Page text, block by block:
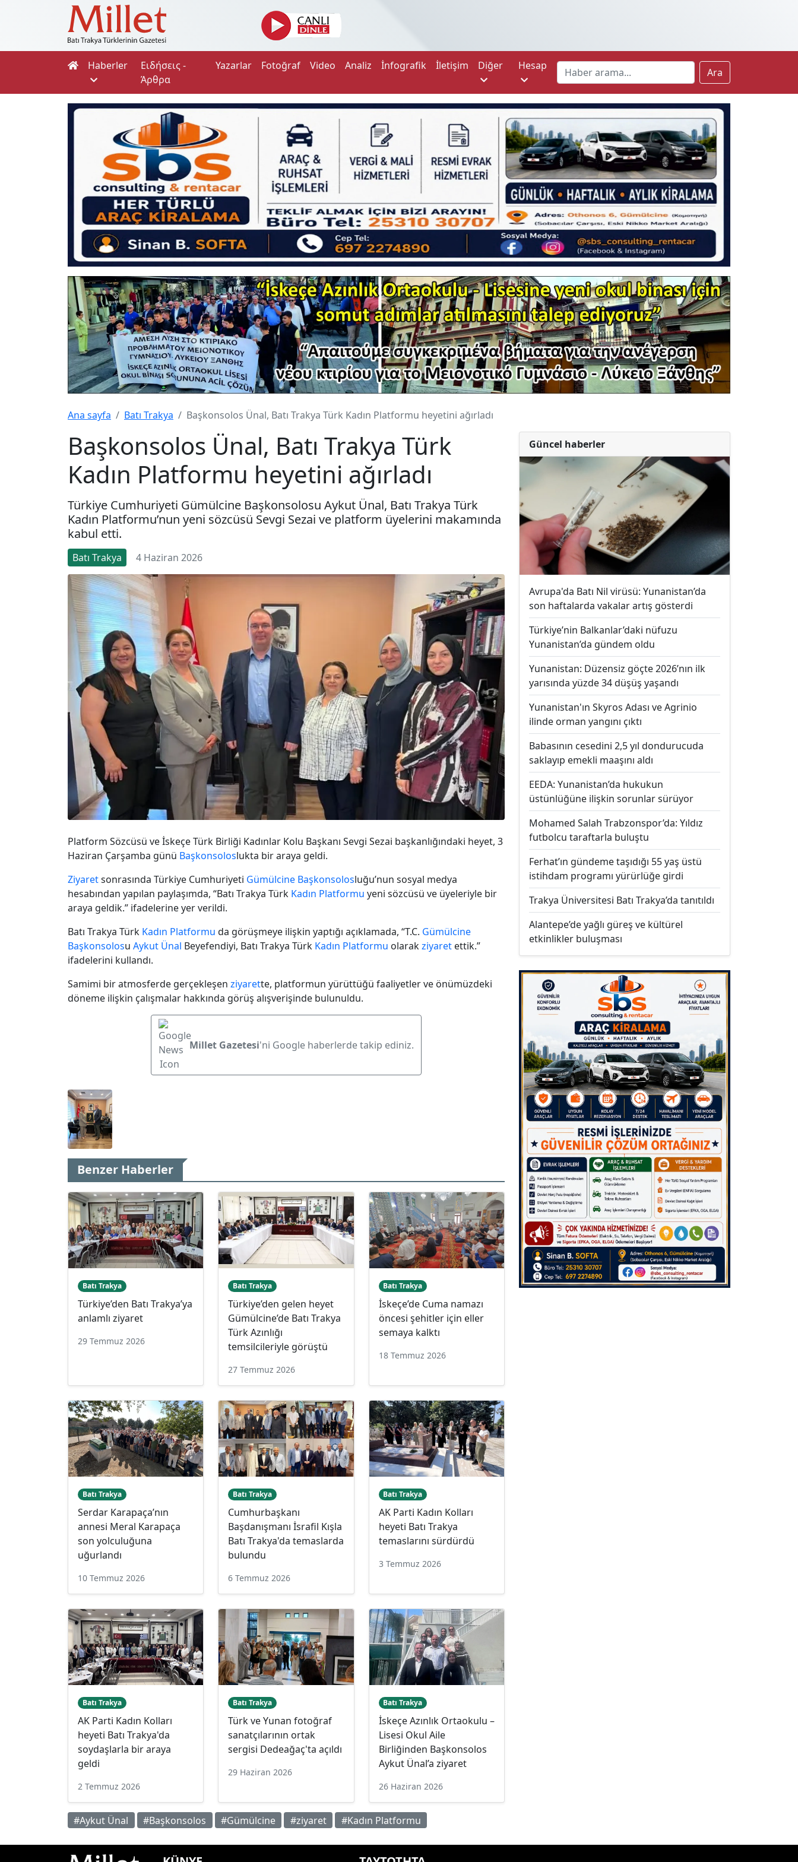
Haberler
Ειδήσεις -
Άρθρα
Yazarlar Fotoğraf Video Analiz İnfografik İletişim Diğer Hesap
Ara
Ana sayfa Batı Trakya Başkonsolos Ünal, Batı Trakya Türk Kadın Platformu heyetini ağırladı
Başkonsolos Ünal, Batı Trakya Türk
Kadın Platformu heyetini ağırladı
Türkiye Cumhuriyeti Gümülcine Başkonsolosu Aykut Ünal, Batı Trakya Türk
Kadın Platformu’nun yeni sözcüsü Sevgi Sezai ve platform üyelerini makamında
kabul etti.
Batı Trakya 4 Haziran 2026
Platform Sözcüsü ve İskeçe Türk Birliği Kadınlar Kolu Başkanı Sevgi Sezai başkanlığındaki heyet, 3
Haziran Çarşamba günü Başkonsoloslukta bir araya geldi.
Ziyaretsonrasında Türkiye Cumhuriyeti Gümülcine Başkonsolosluğu’nun sosyal medya
hesabından yapılan paylaşımda, “Batı Trakya Türk Kadın Platformu yeni sözcüsü ve üyeleriyle bir
araya geldik.” ifadelerine yer verildi.
Batı Trakya Türk Kadın Platformu da görüşmeye ilişkin yaptığı açıklamada, “T.C. Gümülcine
Başkonsolosu Aykut Ünal Beyefendiyi, Batı Trakya Türk Kadın Platformu olarakziyaret ettik.”
ifadelerini kullandı.
Samimi bir atmosferde gerçekleşen ziyarette, platformun yürüttüğü faaliyetler ve önümüzdeki
döneme ilişkin çalışmalar hakkında görüş alışverişinde bulunuldu.
Millet Gazetesi'ni Google haberlerde takip ediniz.
Benzer Haberler
Batı Trakya
Türkiye’den Batı Trakya’ya
anlamlı ziyaret
29 Temmuz 2026
Batı Trakya
Türkiye’den gelen heyet
Gümülcine’de Batı Trakya
Türk Azınlığı
temsilcileriyle görüştü
27 Temmuz 2026
Batı Trakya
İskeçe’de Cuma namazı
öncesi şehitler için eller
semaya kalktı
18 Temmuz 2026
Batı Trakya
Serdar Karapaça’nın
annesi Meral Karapaça
son yolculuğuna
uğurlandı
10 Temmuz 2026
Batı Trakya
Cumhurbaşkanı
Başdanışmanı İsrafil Kışla
Batı Trakya'da temaslarda
bulundu
6 Temmuz 2026
Batı Trakya
AK Parti Kadın Kolları
heyeti Batı Trakya
temaslarını sürdürdü
3 Temmuz 2026
Batı Trakya
AK Parti Kadın Kolları
heyeti Batı Trakya'da
soydaşlarla bir araya
geldi
2 Temmuz 2026
Batı Trakya
Türk ve Yunan fotoğraf
sanatçılarının ortak
sergisi Dedeağaç'ta açıldı
29 Haziran 2026
Batı Trakya
İskeçe Azınlık Ortaokulu –
Lisesi Okul Aile
Birliğinden Başkonsolos
Aykut Ünal’a ziyaret
26 Haziran 2026
#Aykut Ünal #Başkonsolos #Gümülcine #ziyaret #Kadın Platformu
Güncel haberler
Avrupa'da Batı Nil virüsü: Yunanistan’da
son haftalarda vakalar artış gösterdi
Türkiye’nin Balkanlar’daki nüfuzu
Yunanistan’da gündem oldu
Yunanistan: Düzensiz göçte 2026’nın ilk
yarısında yüzde 34 düşüş yaşandı
Yunanistan'ın Skyros Adası ve Agrinio
ilinde orman yangını çıktı
Babasının cesedini 2,5 yıl dondurucuda
saklayıp emekli maaşını aldı
EEDA: Yunanistan’da hukukun
üstünlüğüne ilişkin sorunlar sürüyor
Mohamed Salah Trabzonspor’da: Yıldız
futbolcu taraftarla buluştu
Ferhat’ın gündeme taşıdığı 55 yaş üstü
istihdam programı yürürlüğe girdi
Trakya Üniversitesi Batı Trakya’da tanıtıldı
Alantepe’de yağlı güreş ve kültürel
etkinlikler buluşması